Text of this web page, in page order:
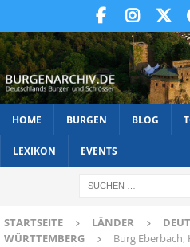
HOME BURGEN BLOG
LEXIKON EVENTS
STARTSEITE LÄNDER
WÜRTTEMBERG
Burg